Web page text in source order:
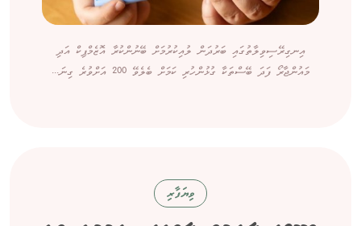
އިނގިރޭސިވިލާތުގައި ބަރުދަން ލުއިކުރުމަށް ބޭނުންކުރާ އޮޒެމްޕިކް އަދި
މައުންޖާރޯ ފަދަ ބޭސްތަކާ ގުޅުންހުރި ކަމަށް ބެލެވޭ 200 އަށްވުރެ ގިނަ...
ވިޔަފާރި